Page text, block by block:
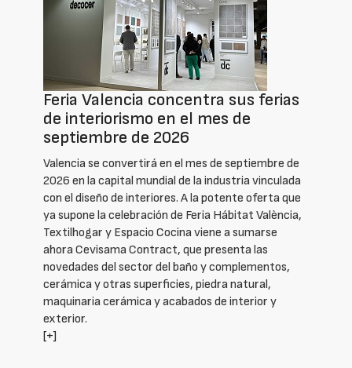
Feria Valencia concentra sus ferias
de interiorismo en el mes de
septiembre de 2026
Valencia se convertirá en el mes de septiembre de
2026 en la capital mundial de la industria vinculada
con el diseño de interiores. A la potente oferta que
ya supone la celebración de Feria Hábitat València,
Textilhogar y Espacio Cocina viene a sumarse
ahora Cevisama Contract, que presenta las
novedades del sector del baño y complementos,
cerámica y otras superficies, piedra natural,
maquinaria cerámica y acabados de interior y
exterior.
[+]